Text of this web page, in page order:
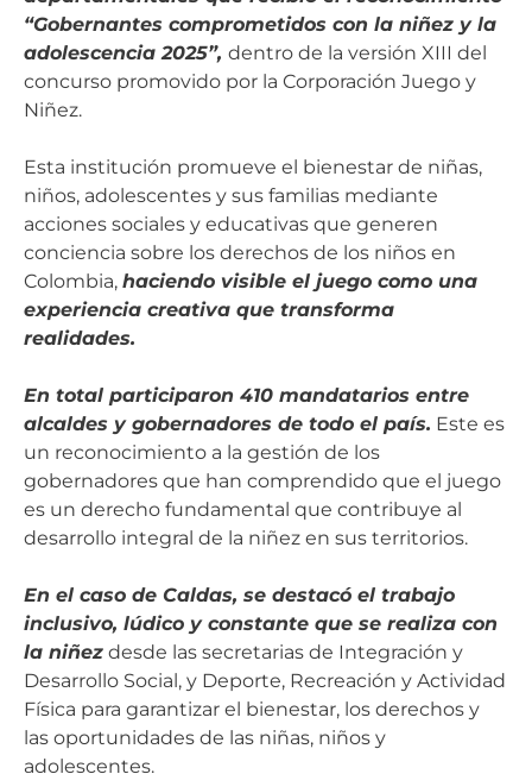
“Gobernantes comprometidos con la niñez y la
adolescencia 2025”, dentro de la versión XIII del
concurso promovido por la Corporación Juego y
Niñez.
Esta institución promueve el bienestar de niñas,
niños, adolescentes y sus familias mediante
acciones sociales y educativas que generen
conciencia sobre los derechos de los niños en
Colombia, haciendo visible el juego como una
experiencia creativa que transforma
realidades.
En total participaron 410 mandatarios entre
alcaldes y gobernadores de todo el país. Este es
un reconocimiento a la gestión de los
gobernadores que han comprendido que el juego
es un derecho fundamental que contribuye al
desarrollo integral de la niñez en sus territorios.
En el caso de Caldas, se destacó el trabajo
inclusivo, lúdico y constante que se realiza con
la niñez desde las secretarias de Integración y
Desarrollo Social, y Deporte, Recreación y Actividad
Física para garantizar el bienestar, los derechos y
las oportunidades de las niñas, niños y
adolescentes.